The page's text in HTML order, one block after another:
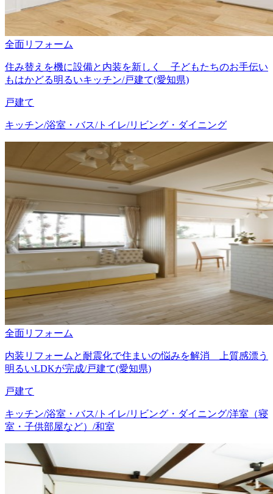
全面リフォーム
住み替えを機に設備と内装を新しく 子どもたちのお手伝い
もはかどる明るいキッチン/戸建て(愛知県)
戸建て
キッチン/浴室・バス/トイレ/リビング・ダイニング
全面リフォーム
内装リフォームと耐震化で住まいの悩みを解消 上質感漂う
明るいLDKが完成/戸建て(愛知県)
戸建て
キッチン/浴室・バス/トイレ/リビング・ダイニング/洋室（寝
室・子供部屋など）/和室